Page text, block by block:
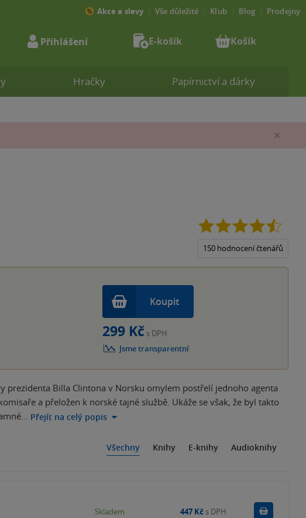
5
150 hodnocení čtenářů
Koupit
299 Kč s DPH
Jsme transparentní
Billa Clintona v Norsku omylem postřelí jednoho agenta
a přeložen k norské tajné službě. Ukáže se však, že byl takto
Přejít na celý popis
Všechny Knihy E-knihy Audioknihy
Skladem 447 Kč s DPH
Hračky Papírnictví a dárky
Akce a slevy Vše důležité Klub Blog Prodejny
Přihlášení E-košík Košík